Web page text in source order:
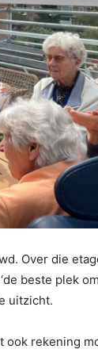
Over die
beste plek
uitzicht.
ook rekening